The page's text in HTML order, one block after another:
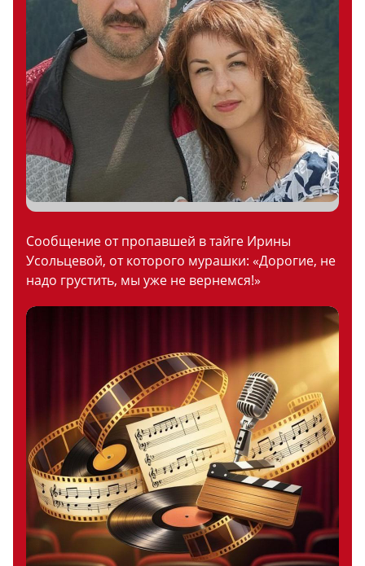
Сообщение от пропавшей в тайге Ирины
Усольцевой, от которого мурашки: «Дорогие, не
надо грустить, мы уже не вернемся!»